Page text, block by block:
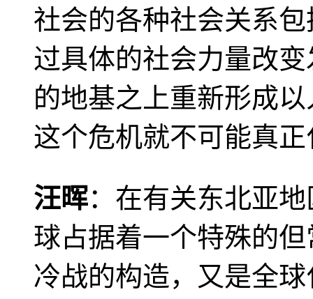
社会的各种社会关系
过具体的社会力量改
的地基之上重新形成
这个危机就不可能真
汪晖：在有关东北亚
球占据着一个特殊的
冷战的构造，又是全